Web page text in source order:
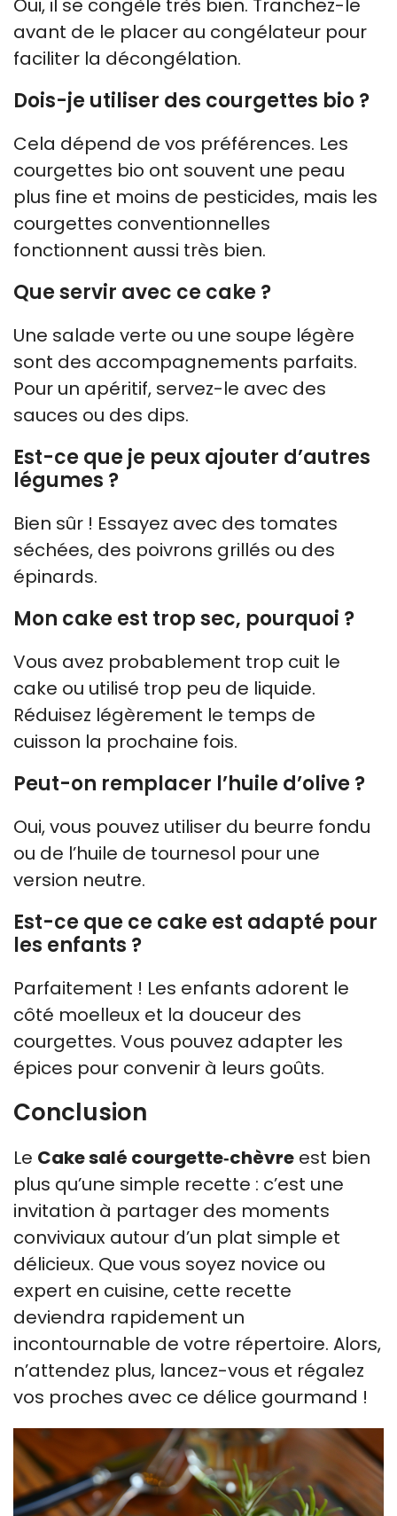
Oui, il se congèle très bien. Tranchez-le
avant de le placer au congélateur pour
faciliter la décongélation.
Dois-je utiliser des courgettes bio ?
Cela dépend de vos préférences. Les
courgettes bio ont souvent une peau
plus fine et moins de pesticides, mais les
courgettes conventionnelles
fonctionnent aussi très bien.
Que servir avec ce cake ?
Une salade verte ou une soupe légère
sont des accompagnements parfaits.
Pour un apéritif, servez-le avec des
sauces ou des dips.
Est-ce que je peux ajouter d’autres
légumes ?
Bien sûr ! Essayez avec des tomates
séchées, des poivrons grillés ou des
épinards.
Mon cake est trop sec, pourquoi ?
Vous avez probablement trop cuit le
cake ou utilisé trop peu de liquide.
Réduisez légèrement le temps de
cuisson la prochaine fois.
Peut-on remplacer l’huile d’olive ?
Oui, vous pouvez utiliser du beurre fondu
ou de l’huile de tournesol pour une
version neutre.
Est-ce que ce cake est adapté pour
les enfants ?
Parfaitement ! Les enfants adorent le
côté moelleux et la douceur des
courgettes. Vous pouvez adapter les
épices pour convenir à leurs goûts.
Conclusion
Le Cake salé courgette‑chèvre est bien
plus qu’une simple recette : c’est une
invitation à partager des moments
conviviaux autour d’un plat simple et
délicieux. Que vous soyez novice ou
expert en cuisine, cette recette
deviendra rapidement un
incontournable de votre répertoire. Alors,
n’attendez plus, lancez-vous et régalez
vos proches avec ce délice gourmand !